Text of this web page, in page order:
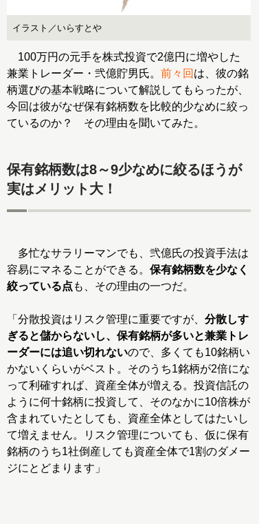
イラスト／いらすとや
100万円の元手を株式投資で2億円に増やした
兼業トレーダー・弐億貯男氏。 前々回 は、彼の銘
柄選びの基本戦略について解説してもらったが、
今回は彼がなぜ保有銘柄数を比較的少なめに絞っ
ているのか？ その理由を聞いてみた。
保有銘柄数は8～9少なめに絞るほうが
実はメリット大！
多忙なサラリーマンでも、弐億氏の投資手法は
容易にマネることができる。 保有銘柄数を少なく
絞っている点 も、その理由の一つだ。
「分散投資はリスク管理に重要ですが、 分散しす
ぎると儲からないし、保有銘柄が多いと兼業トレ
ーダーには追い切れないので、多くても10銘柄い
かないくらいがベスト。そのうち1銘柄が2倍にな
って利確すれば、資産全体が増える。投資信託の
ように何十銘柄に投資して、そのなかに10倍株が
含まれていたとしても、資産全体としてはたいし
て増えません。リスク管理についても、仮に保有
銘柄のうち1社倒産しても資産全体で1割のダメー
ジにとどまります」